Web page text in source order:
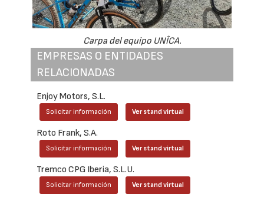
Carpa del equipo UNÎCA.
EMPRESAS O ENTIDADES
RELACIONADAS
Enjoy Motors, S.L.
Solicitar información Ver stand virtual
Roto Frank, S.A.
Solicitar información Ver stand virtual
Tremco CPG Iberia, S.L.U.
Solicitar información Ver stand virtual